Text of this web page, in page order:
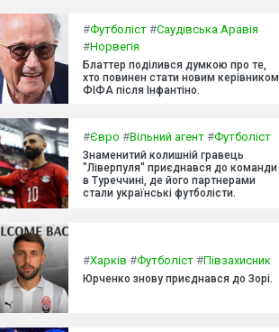
#Футболіст #Саудівська Аравія
#Норвегія
Блаттер поділився думкою про те,
хто повинен стати новим керівником
ФІФА після Інфантіно.
#Євро #Вільний агент #Футболіст
Знаменитий колишній гравець
"Ліверпуля" приєднався до команди
в Туреччині, де його партнерами
стали українські футболісти.
#Харків #Футболіст #Півзахисник
Юрченко знову приєднався до Зорі.